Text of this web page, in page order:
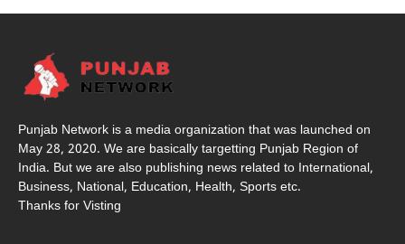
Punjab Network is a media organization that was launched on
May 28, 2020. We are basically targetting Punjab Region of
India. But we are also publishing news related to International,
Business, National, Education, Health, Sports etc.
Thanks for Visting